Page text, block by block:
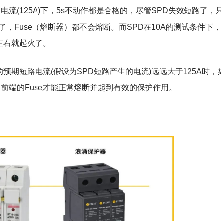
流(125A)下，5s不动作都是合格的，尽管SPD失效短路了，
，Fuse（熔断器）都不会熔断。而SPD在10A的测试条件下，
就起火了。
期短路电流(假设为SPD短路产生的电流)远远大于125A时，
端的Fuse才能正常熔断并起到有效的保护作用。